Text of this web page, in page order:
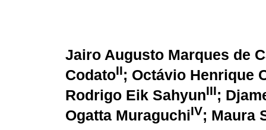
Jairo Augusto Marques de
CodatoII; Octávio Henrique
Rodrigo Eik SahyunIII;
Ogatta MuraguchiIV; Maura